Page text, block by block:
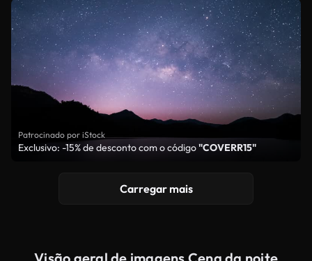
Patrocinado por iStock
Exclusivo: -15% de desconto com o código"COVERR15"
Carregar mais